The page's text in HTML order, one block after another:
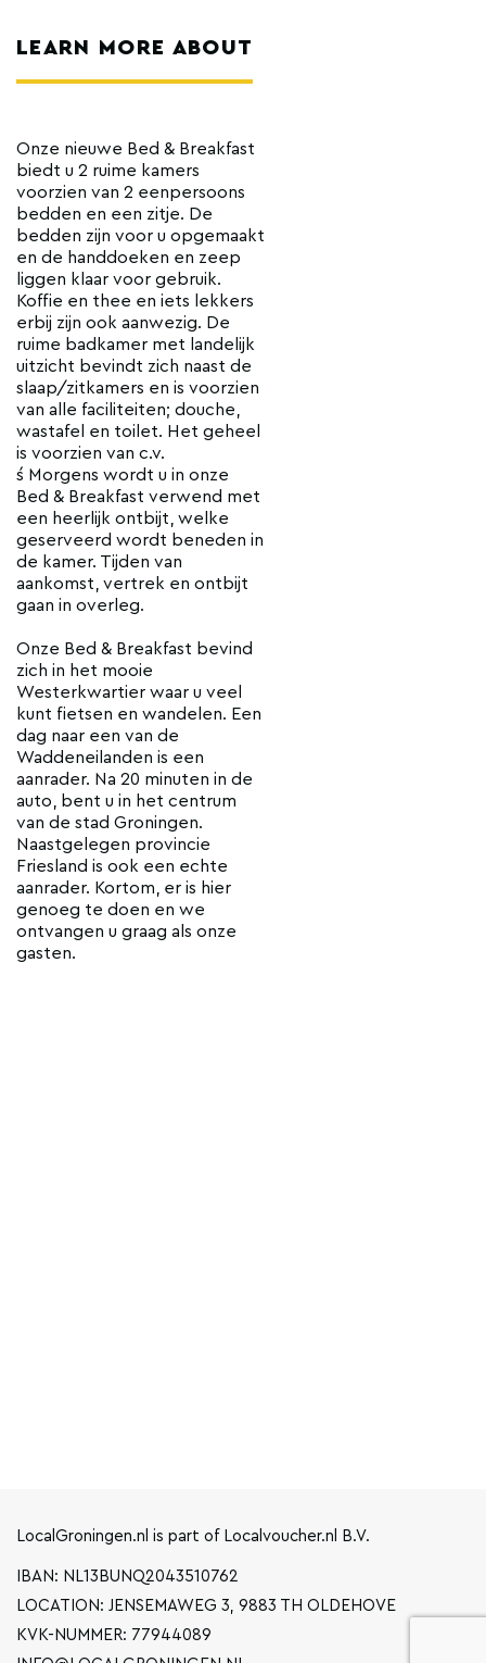
LEARN MORE ABOUT
Onze nieuwe Bed & Breakfast
biedt u 2 ruime kamers
voorzien van 2 eenpersoons
bedden en een zitje. De
bedden zijn voor u opgemaakt
en de handdoeken en zeep
liggen klaar voor gebruik.
Koffie en thee en iets lekkers
erbij zijn ook aanwezig. De
ruime badkamer met landelijk
uitzicht bevindt zich naast de
slaap/zitkamers en is voorzien
van alle faciliteiten; douche,
wastafel en toilet. Het geheel
is voorzien van c.v.
´s Morgens wordt u in onze
Bed & Breakfast verwend met
een heerlijk ontbijt, welke
geserveerd wordt beneden in
de kamer. Tijden van
aankomst, vertrek en ontbijt
gaan in overleg.
Onze Bed & Breakfast bevind
zich in het mooie
Westerkwartier waar u veel
kunt fietsen en wandelen. Een
dag naar een van de
Waddeneilanden is een
aanrader. Na 20 minuten in de
auto, bent u in het centrum
van de stad Groningen.
Naastgelegen provincie
Friesland is ook een echte
aanrader. Kortom, er is hier
genoeg te doen en we
ontvangen u graag als onze
gasten.
LocalGroningen.nl is part of Localvoucher.nl B.V.
IBAN: NL13BUNQ2043510762
LOCATION: JENSEMAWEG 3, 9883 TH OLDEHOVE
KVK-NUMMER: 77944089